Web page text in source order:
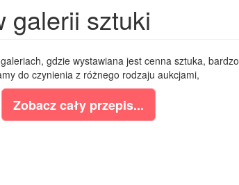
galerii sztuki
gdzie wystawiana jest cenna sztuka, bardzo
do czynienia z różnego rodzaju aukcjami,
Zobacz cały przepis...